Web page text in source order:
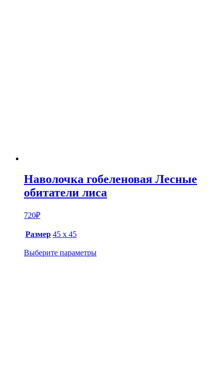
Наволочка гобеленовая Лесные
обитатели лиса
720₽
Размер 45 х 45
Выберите параметры